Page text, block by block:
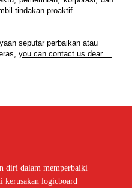
tindakan proaktif.
seputar perbaikan atau
you can contact us dear. .
diri dalam memperbaiki
kerusakan logicboard